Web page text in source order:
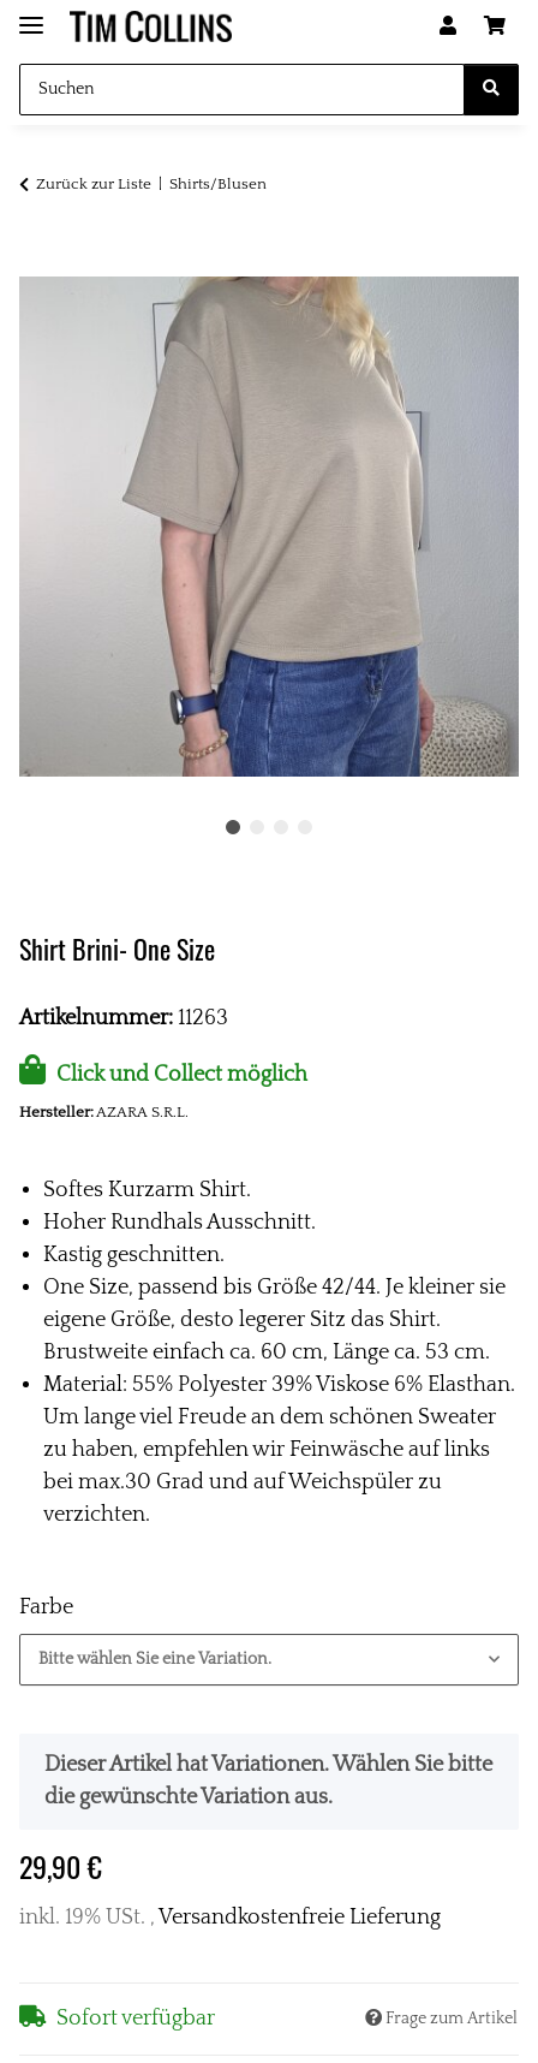
Zurück zur Liste Shirts/Blusen
Shirt Brini- One Size
Artikelnummer: 11263
Click und Collect möglich
Hersteller: AZARA S.R.L.
Softes Kurzarm Shirt.
Hoher Rundhals Ausschnitt.
Kastig geschnitten.
One Size, passend bis Größe 42/44. Je kleiner sie
eigene Größe, desto legerer Sitz das Shirt.
Brustweite einfach ca. 60 cm, Länge ca. 53 cm.
Material: 55% Polyester 39% Viskose 6% Elasthan.
Um lange viel Freude an dem schönen Sweater
zu haben, empfehlen wir Feinwäsche auf links
bei max.30 Grad und auf Weichspüler zu
verzichten.
Farbe
Bitte wählen Sie eine Variation.
x
Dieser Artikel hat Variationen. Wählen Sie bitte
die gewünschte Variation aus.
29,90 €
inkl. 19% USt. ,Versandkostenfreie Lieferung
Sofort verfügbar Frage zum Artikel